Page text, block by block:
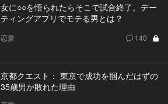
女に○○を悟られたらそこで試合終了。デー
ティングアプリでモテる男とは？
恋愛 140
京都クエスト： 東京で成功を掴んだはずの
35歳男が敗れた理由